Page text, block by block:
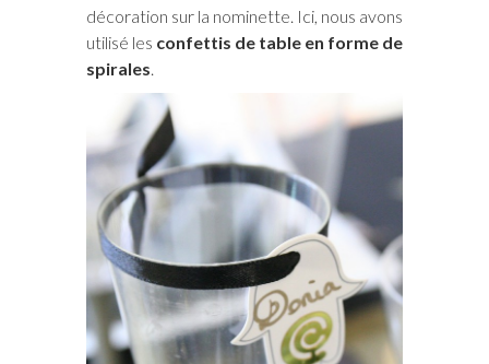
décoration sur la nominette. Ici, nous avons
utilisé les confettis de table en forme de
spirales.